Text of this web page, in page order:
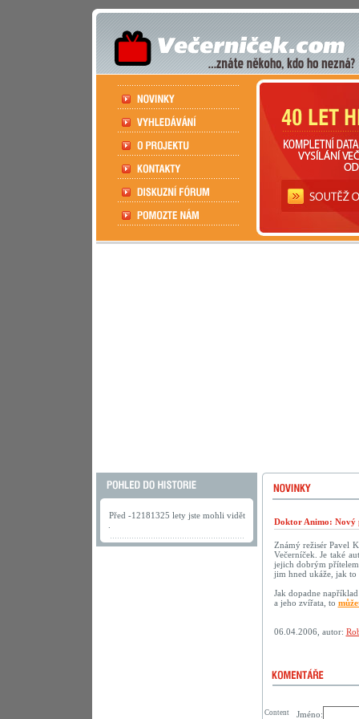
Před -12181325 lety jste mohli vidět
Doktor Animo: Nový
Známý režisér Pavel
Večerníček. Je také
jejich dobrým
jim hned ukáže, jak to
Jak dopadne
a jeho zvířata, to
06.04.2006, autor:
Jméno:
Content